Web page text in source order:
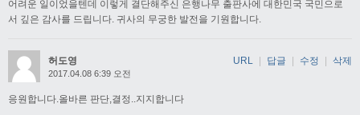
어려운 일이었을텐데 이렇게 결단해주신 은행나무 출판사에 대한민국 국민으로
서 깊은 감사를 드립니다. 귀사의 무궁한 발전을 기원합니다.
허도영
2017.04.08 6:39 오전
응원합니다.올바른 판단,결정..지지합니다
URL 답글 수정 삭제